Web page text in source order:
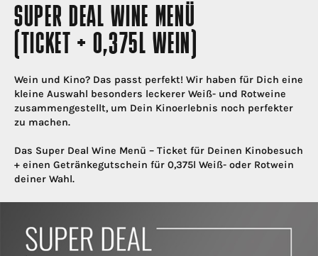
SUPER DEAL WINE MENÜ
(TICKET + 0,375L WEIN)
Wein und Kino? Das passt perfekt! Wir haben für Dich eine
kleine Auswahl besonders leckerer Weiß- und Rotweine
zusammengestellt, um Dein Kinoerlebnis noch perfekter
zu machen.
Das Super Deal Wine Menü – Ticket für Deinen Kinobesuch
+ einen Getränkegutschein für 0,375l Weiß- oder Rotwein
deiner Wahl.